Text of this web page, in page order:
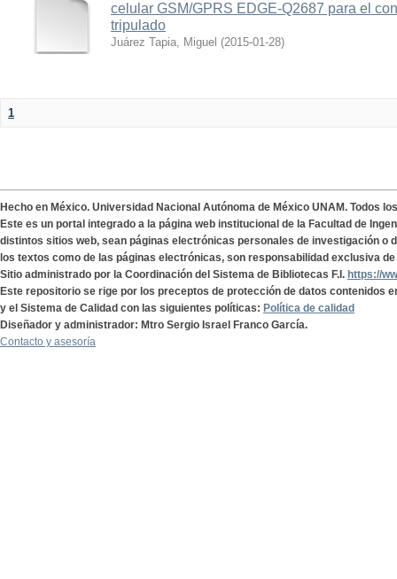
celular GSM/GPRS EDGE-Q2687 para el
tripulado
Juárez Tapia, Miguel (2015-01-28)
1
Hecho en México. Universidad Nacional Autónoma de México UNAM. Todos
Este es un portal integrado a la página web institucional de la Facultad de
distintos sitios web, sean páginas electrónicas personales de investigación o
los textos como de las páginas electrónicas, son responsabilidad exclusiva
Sitio administrado por la Coordinación del Sistema de Bibliotecas F.I. https://
Este repositorio se rige por los preceptos de protección de datos contenidos
y el Sistema de Calidad con las siguientes políticas: Política de calidad
Diseñador y administrador: Mtro Sergio Israel Franco García.
Contacto y asesoría